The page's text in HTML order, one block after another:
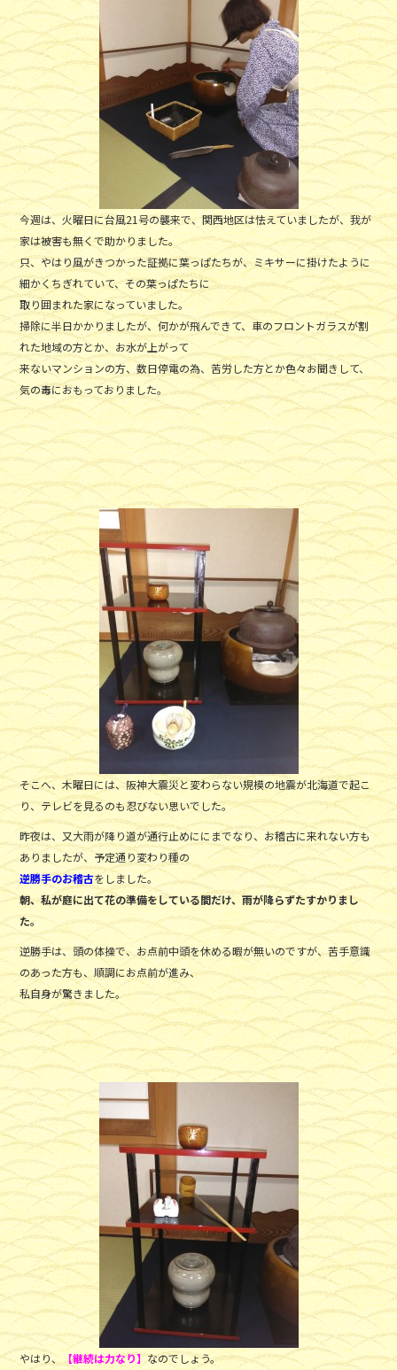
今週は、火曜日に台風21号の襲来で、関西地区は怯えていましたが、我が
家は被害も無くで助かりました。
只、やはり風がきつかった証拠に葉っぱたちが、ミキサーに掛けたように
細かくちぎれていて、その葉っぱたちに
取り囲まれた家になっていました。
掃除に半日かかりましたが、何かが飛んできて、車のフロントガラスが割
れた地域の方とか、お水が上がって
来ないマンションの方、数日停電の為、苦労した方とか色々お聞きして、
気の毒におもっておりました。
そこへ、木曜日には、阪神大震災と変わらない規模の地震が北海道で起こ
り、テレビを見るのも忍びない思いでした。
昨夜は、又大雨が降り道が通行止めににまでなり、お稽古に来れない方も
ありましたが、予定通り変わり種の
逆勝手のお稽古をしました。
朝、私が庭に出て花の準備をしている間だけ、雨が降らずたすかりまし
た。
逆勝手は、頭の体操で、お点前中頭を休める暇が無いのですが、苦手意識
のあった方も、順調にお点前が進み、
私自身が驚きました。
やはり、【継続は力なり】なのでしょう。